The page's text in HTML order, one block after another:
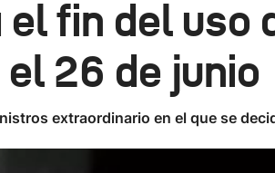
fin del uso
26 de junio
extraordinario en el que se